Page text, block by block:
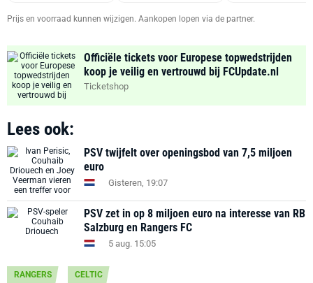
Prijs en voorraad kunnen wijzigen. Aankopen lopen via de partner.
Officiële tickets voor Europese topwedstrijden
koop je veilig en vertrouwd bij FCUpdate.nl
Ticketshop
Lees ook:
PSV twijfelt over openingsbod van 7,5 miljoen
euro
Gisteren, 19:07
PSV zet in op 8 miljoen euro na interesse van RB
Salzburg en Rangers FC
5 aug. 15:05
RANGERS CELTIC